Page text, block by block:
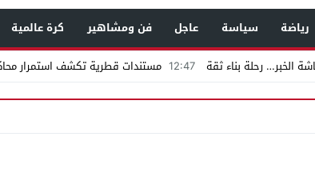
رياضة سياسة عاجل فن ومشاهير
كرة عالمية
الخبر… رحلة بناء ثقة 12:47 مستندات قطرية تكشف استمرار
باسم “التصوف” ويطالب بأكثر من نصف مليون بمساعدة شخصيات
ثروة حمادة قطب وشراكاته المثيرة للجدل فى مغاغة
سات للمشاركة فى فيلم «ميلانو»